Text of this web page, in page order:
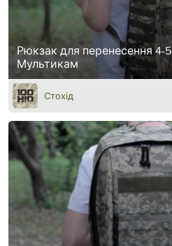
Рюкзак для перенесення 4-
Мультикам
Стохід